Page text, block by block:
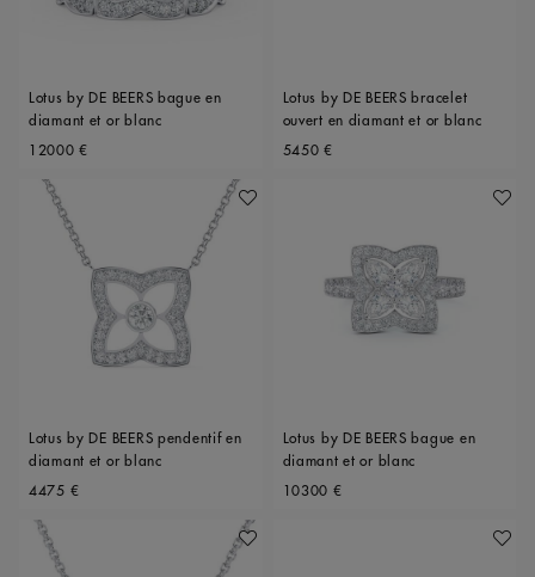
Lotus by DE BEERS bague en
diamant et or blanc
Original price
12000 €
Lotus by DE BEERS bracelet
ouvert en diamant et or blanc
Original price
5450 €
Ajouter À Ma Wishlist
Lotus by DE BEERS pendentif en
diamant et or blanc
Original price
4475 €
Lotus by DE BEERS bague en
diamant et or blanc
Original price
10300 €
Ajouter À Ma Wishlist